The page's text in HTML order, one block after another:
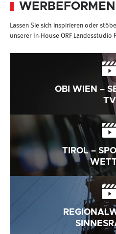
WERBEFORMEN
Lassen Sie sich inspirieren oder
unserer In-House ORF Landesstudio
OBI WIEN –
TV
TIROL –